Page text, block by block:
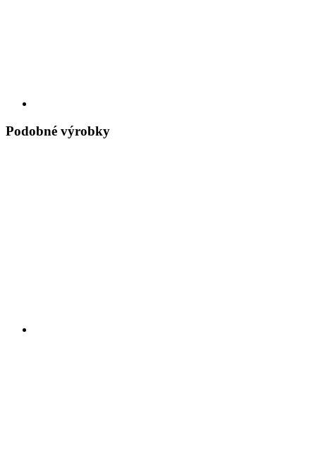
Podobné výrobky